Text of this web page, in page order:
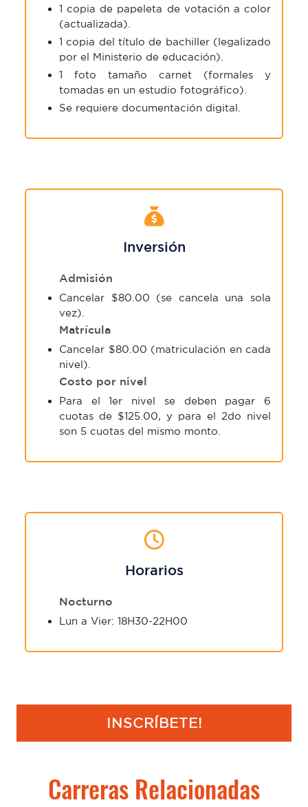
1 copia de papeleta de votación a color
(actualizada).
1 copia del título de bachiller (legalizado
por el Ministerio de educación).
1 foto tamaño carnet (formales y
tomadas en un estudio fotográfico).
Se requiere documentación digital.
Inversión
Admisión
Cancelar $80.00 (se cancela una sola
vez).
Matrícula
Cancelar $80.00 (matriculación en cada
nivel).
Costo por nivel
Para el 1er nivel se deben pagar 6
cuotas de $125.00, y para el 2do nivel
son 5 cuotas del mismo monto.
Horarios
Nocturno
Lun a Vier: 18H30-22H00
INSCRÍBETE!
Carreras Relacionadas